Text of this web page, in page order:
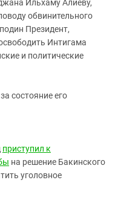
Ильхаму Алиеву,
обвинительного
Президент,
Интигама
и политические
состояние его
приступил к
на решение Бакинского
уголовное